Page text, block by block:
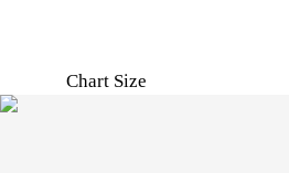
Chart Size